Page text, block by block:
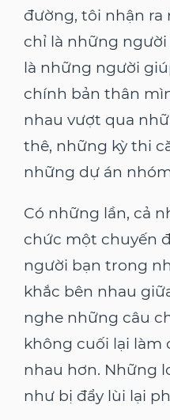
đường, tôi nhận ra
chỉ là những
là những người
chính bản thân
nhau vượt qua
thê, những kỳ thi
những dự án
Có những lần, cả
chức một chuyến
người bạn trong
khắc bên nhau
nghe những câu
không cuối lại làm
nhau hơn. Những
như bị đẩy lùi lại